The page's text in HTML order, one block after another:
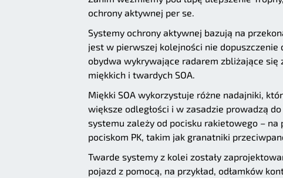
ochrony aktywnej per se.
Systemy ochrony aktywnej bazują na
jest w pierwszej kolejności nie dopuszczenie
obydwa wykrywające radarem zbliżające
miękkich i twardych SOA.
Miękki SOA wykorzystuje różne nadajniki,
większe odległości i w zasadzie prowadzą
systemu zależy od pocisku rakietowego –
pociskom PK, takim jak granatniki
Twarde systemy z kolei zostały
pojazd z pomocą, na przykład, odłamków